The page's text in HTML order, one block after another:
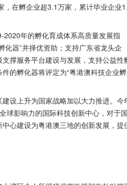
在孵企业超3.1万家，累计毕业企业
年的孵化育成体系高质量发展指
器”并择优资助；支持广东省龙头企
撑服务平台建设与发展，支持公益性
的孵化器将评定为“粤港澳科技企业孵
设上升为国家战略加以大力推进。今
球影响力的国际科技创新中心，对于国
心建设为粤港澳三地的创新发展，提